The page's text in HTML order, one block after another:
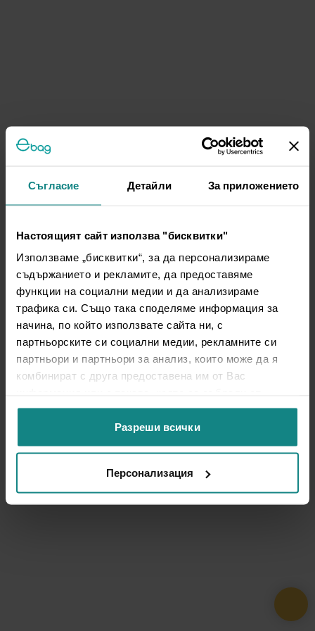
Съгласие Детайли За приложението
Настоящият сайт използва "бисквитки"
Използваме „бисквитки“, за да персонализираме
съдържанието и рекламите, да предоставяме
функции на социални медии и да анализираме
трафика си. Също така споделяме информация за
начина, по който използвате сайта ни, с
партньорските си социални медии, рекламните си
партньори и партньори за анализ, които може да я
комбинират с друга предоставена им от Вас
ползването от Ваша страна на услугите им.
Разреши всички
Персонализация